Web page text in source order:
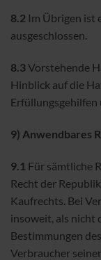
8.2 Im Übrigen ist
ausgeschlossen.
8.3Vorstehende
Hinblick auf die
Erfüllungsgehilfen
9) Anwendbares
9.1 Für sämtliche
Recht der
Kaufrechts. Bei
insoweit, als nicht
Bestimmungen
Verbraucher